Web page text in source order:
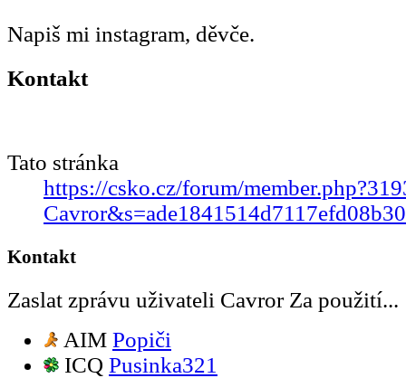
Napiš mi instagram, děvče.
Kontakt
Tato stránka
https://csko.cz/forum/
Kontakt
Zaslat zprávu uživateli Cavror Za použití...
AIM Popiči
ICQ Pusinka321